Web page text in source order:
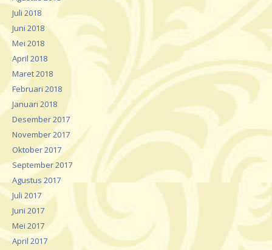
Juli 2018
Juni 2018
Mei 2018
April 2018
Maret 2018
Februari 2018
Januari 2018
Desember 2017
November 2017
Oktober 2017
September 2017
Agustus 2017
Juli 2017
Juni 2017
Mei 2017
April 2017